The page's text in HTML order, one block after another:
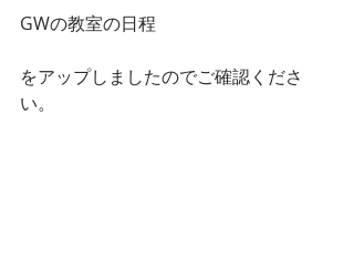
GWの教室の日程
をアップしましたのでご確認くださ
い。